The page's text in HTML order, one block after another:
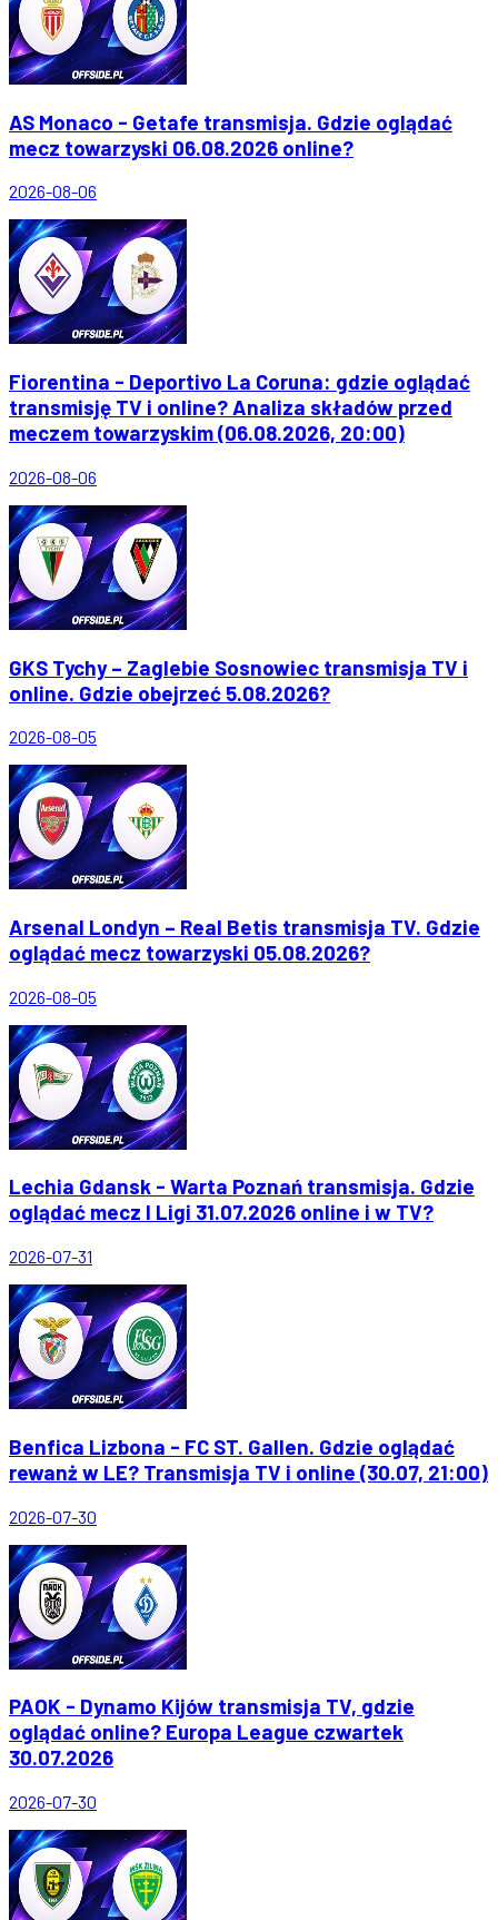
AS Monaco - Getafe transmisja. Gdzie oglądać
mecz towarzyski 06.08.2026 online?
2026-08-06
Fiorentina - Deportivo La Coruna: gdzie oglądać
transmisję TV i online? Analiza składów przed
meczem towarzyskim (06.08.2026, 20:00)
2026-08-06
GKS Tychy – Zaglebie Sosnowiec transmisja TV i
online. Gdzie obejrzeć 5.08.2026?
2026-08-05
Arsenal Londyn – Real Betis transmisja TV. Gdzie
oglądać mecz towarzyski 05.08.2026?
2026-08-05
Lechia Gdansk - Warta Poznań transmisja. Gdzie
oglądać mecz I Ligi 31.07.2026 online i w TV?
2026-07-31
Benfica Lizbona - FC ST. Gallen. Gdzie oglądać
rewanż w LE? Transmisja TV i online (30.07, 21:00)
2026-07-30
PAOK - Dynamo Kijów transmisja TV, gdzie
oglądać online? Europa League czwartek
30.07.2026
2026-07-30